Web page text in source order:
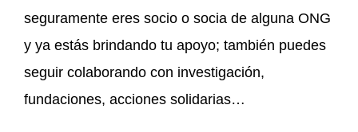
seguramente eres socio o socia de alguna ONG
y ya estás brindando tu apoyo; también puedes
seguir colaborando con investigación,
fundaciones, acciones solidarias…